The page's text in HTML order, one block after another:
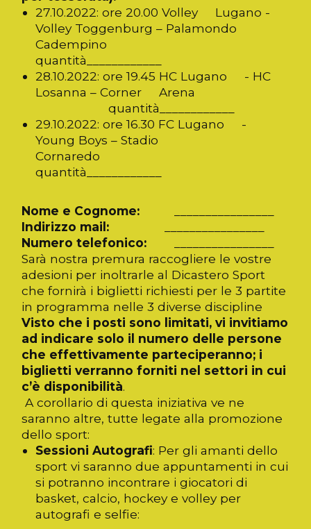
27.10.2022: ore 20.00 Volley Lugano -
Volley Toggenburg – Palamondo
Cadempino
quantità____________
28.10.2022: ore 19.45 HC Lugano - HC
Losanna – Corner Arena
quantità____________
29.10.2022: ore 16.30 FC Lugano -
Young Boys – Stadio
Cornaredo
quantità____________
Nome e Cognome:
Indirizzo mail:
Numero telefonico:
Sarà nostra premura raccogliere le vostre
adesioni per inoltrarle al Dicastero Sport
che fornirà i biglietti richiesti per le 3 partite
in programma nelle 3 diverse discipline
Visto che i posti sono limitati, vi invitiamo
ad indicare solo il numero delle persone
che effettivamente parteciperanno; i
biglietti verranno forniti nel settori in cui
c’è disponibilità.
A corollario di questa iniziativa ve ne
saranno altre, tutte legate alla promozione
dello sport:
Sessioni Autografi: Per gli amanti dello
sport vi saranno due appuntamenti in cui
si potranno incontrare i giocatori di
basket, calcio, hockey e volley per
autografi e selfie: